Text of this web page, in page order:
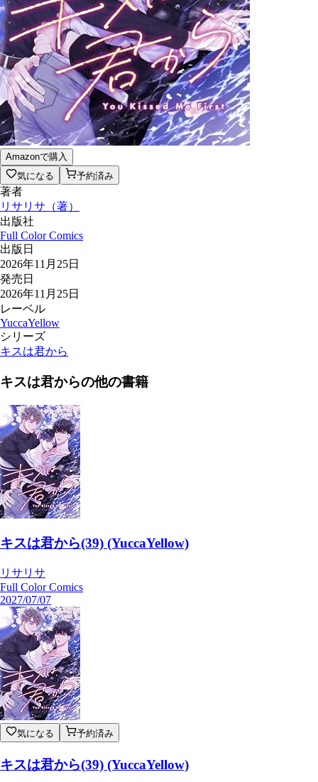
Amazonで購入
気になる
予約済み
著者
リサリサ （著）
出版社
Full Color Comics
出版日
2026年11月25日
発売日
2026年11月25日
レーベル
YuccaYellow
シリーズ
キスは君から
キスは君からの他の書籍
キスは君から(39) (YuccaYellow)
リサリサ
Full Color Comics
2027/07/07
気になる 予約済み
キスは君から(39) (YuccaYellow)